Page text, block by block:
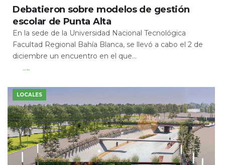
Debatieron sobre modelos de gestión
escolar de Punta Alta
En la sede de la Universidad Nacional Tecnológica
Facultad Regional Bahía Blanca, se llevó a cabo el 2 de
diciembre un encuentro en el que...
Leer Más
LOCALES